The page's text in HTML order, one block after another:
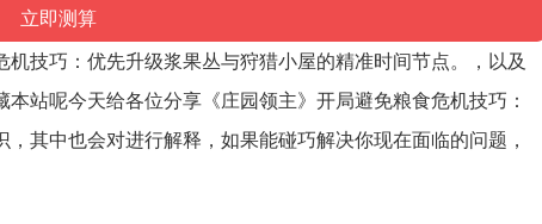
技巧：优先升级浆果丛与狩猎小屋的精准时间节点。，以及
站呢今天给各位分享《庄园领主》开局避免粮食危机技巧：
其中也会对进行解释，如果能碰巧解决你现在面临的问题，